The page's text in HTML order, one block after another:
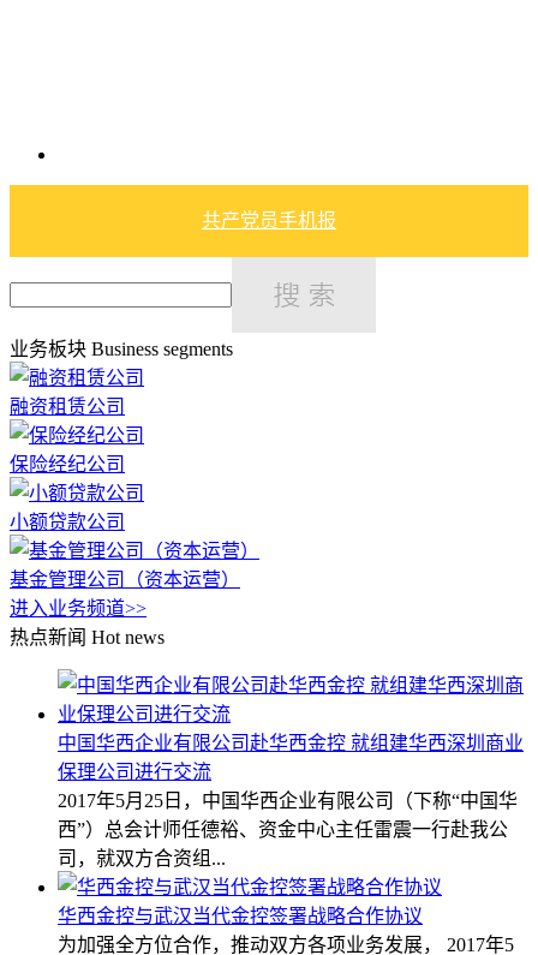
共产党员手机报
业务板块 Business segments
融资租赁公司
保险经纪公司
小额贷款公司
基金管理公司（资本运营）
进入业务频道>>
热点新闻 Hot news
中国华西企业有限公司赴华西金控 就组建华西深圳商业
保理公司进行交流
2017年5月25日，中国华西企业有限公司（下称“中国华
西”）总会计师任德裕、资金中心主任雷震一行赴我公
司，就双方合资组...
华西金控与武汉当代金控签署战略合作协议
为加强全方位合作，推动双方各项业务发展， 2017年5